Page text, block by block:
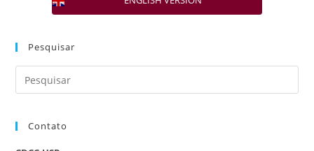
Pesquisar
Contato